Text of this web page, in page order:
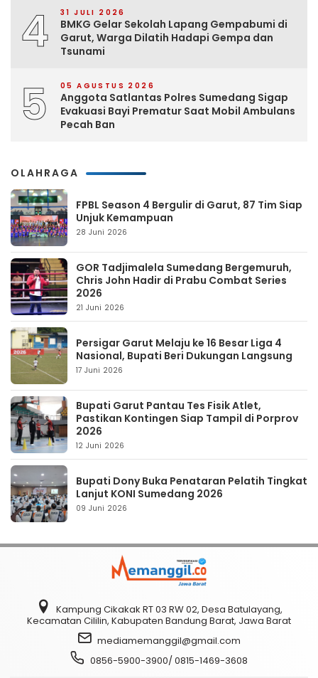
4 31 JULI 2026
BMKG Gelar Sekolah Lapang Gempabumi di
Garut, Warga Dilatih Hadapi Gempa dan
Tsunami
5 05 AGUSTUS 2026
Anggota Satlantas Polres Sumedang Sigap
Evakuasi Bayi Prematur Saat Mobil Ambulans
Pecah Ban
OLAHRAGA
FPBL Season 4 Bergulir di Garut, 87 Tim Siap
Unjuk Kemampuan
28 Juni 2026
GOR Tadjimalela Sumedang Bergemuruh,
Chris John Hadir di Prabu Combat Series
2026
21 Juni 2026
Persigar Garut Melaju ke 16 Besar Liga 4
Nasional, Bupati Beri Dukungan Langsung
17 Juni 2026
Bupati Garut Pantau Tes Fisik Atlet,
Pastikan Kontingen Siap Tampil di Porprov
2026
12 Juni 2026
Bupati Dony Buka Penataran Pelatih Tingkat
Lanjut KONI Sumedang 2026
09 Juni 2026
Kampung Cikakak RT 03 RW 02, Desa Batulayang,
Kecamatan Cililin, Kabupaten Bandung Barat, Jawa Barat
mediamemanggil@gmail.com
0856-5900-3900/ 0815-1469-3608